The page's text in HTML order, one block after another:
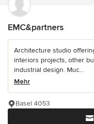
EMC&partners
Architecture studio
interiors projects, other
industrial design. Muc...
Mehr
Basel 4053